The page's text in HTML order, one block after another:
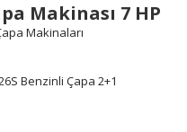
Makinası 7 HP
Makinaları
Benzinli Çapa 2+1